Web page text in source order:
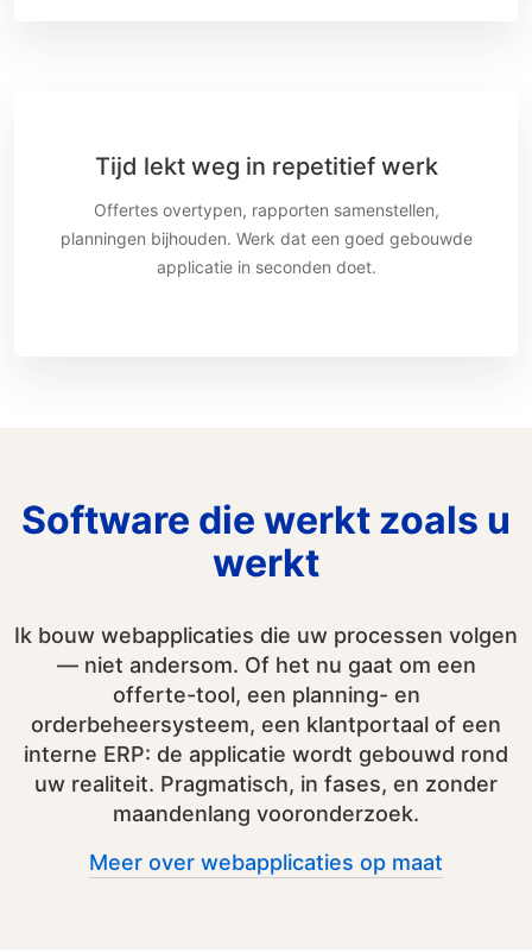
Tijd lekt weg in repetitief werk
Offertes overtypen, rapporten samenstellen,
planningen bijhouden. Werk dat een goed gebouwde
applicatie in seconden doet.
Software die werkt zoals u
werkt
Ik bouw webapplicaties die uw processen volgen
— niet andersom. Of het nu gaat om een
offerte-tool, een planning- en
orderbeheersysteem, een klantportaal of een
interne ERP: de applicatie wordt gebouwd rond
uw realiteit. Pragmatisch, in fases, en zonder
maandenlang vooronderzoek.
Meer over webapplicaties op maat